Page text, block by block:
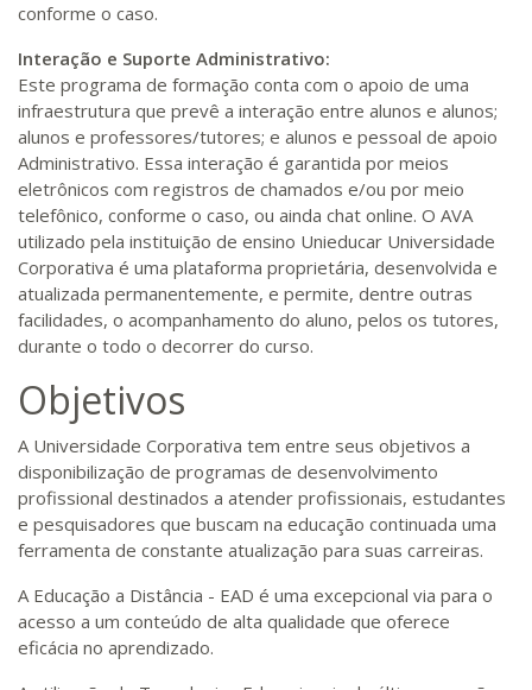
conforme o caso.
Interação e Suporte Administrativo:
Este programa de formação conta com o apoio de uma
infraestrutura que prevê a interação entre alunos e alunos;
alunos e professores/tutores; e alunos e pessoal de apoio
Administrativo. Essa interação é garantida por meios
eletrônicos com registros de chamados e/ou por meio
telefônico, conforme o caso, ou ainda chat online. O AVA
utilizado pela instituição de ensino Unieducar Universidade
Corporativa é uma plataforma proprietária, desenvolvida e
atualizada permanentemente, e permite, dentre outras
facilidades, o acompanhamento do aluno, pelos os tutores,
durante o todo o decorrer do curso.
Objetivos
A Universidade Corporativa tem entre seus objetivos a
disponibilização de programas de desenvolvimento
profissional destinados a atender profissionais, estudantes
e pesquisadores que buscam na educação continuada uma
ferramenta de constante atualização para suas carreiras.
A Educação a Distância - EAD é uma excepcional via para o
acesso a um conteúdo de alta qualidade que oferece
eficácia no aprendizado.